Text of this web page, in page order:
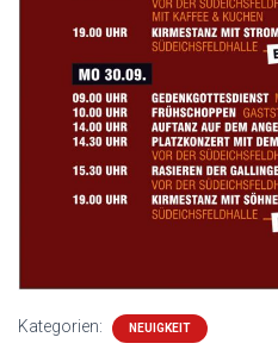
Kategorien: NEUIGKEIT